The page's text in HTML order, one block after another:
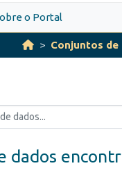
o Portal
Conjuntos de
dados